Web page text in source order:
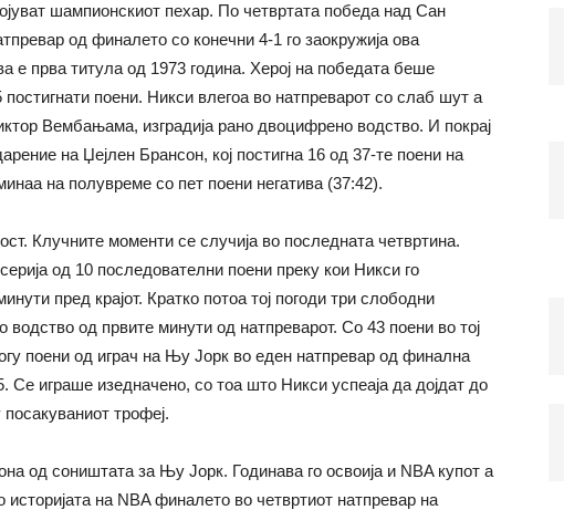
шампионскиот пехар. По четвртата победа над Сан
од финалето сo конечни 4-1 го заокружија ова
е прва титула од 1973 година. Херој на победата беше
постигнати поени. Никси влегоа во натпреварот со слаб шут а
Вембањама, изградија рано двоцифрено водство. И покрај
на Џејлен Брансон, кој постигна 16 од 37-те поени на
на полувреме со пет поени негатива (37:42).
Клучните моменти се случија во последната четвртина.
од 10 последователни поени преку кои Никси го
пред крајот. Кратко потоа тој погоди три слободни
од првите минути од натпреварот. Со 43 поени во тој
поени од играч на Њу Јорк во еден натпревар од финална
Се играше изедначено, со тоа што Никси успеаја да дојдат до
трофеј.
од соништата за Њу Jорк. Годинава го освоија и NBA купот а
историјата на NBA финалето во четвртиот натпревар на